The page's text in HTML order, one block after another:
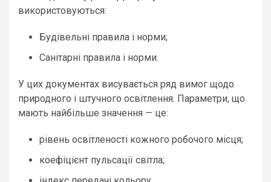
використовуються:
Будівельні правила і норми;
Санітарні правила і норми.
У цих документах висувається ряд вимог щодо
природного і штучного освітлення. Параметри, що
мають найбільше значення — це:
рівень освітленості кожного робочого місця;
коефіцієнт пульсації світла;